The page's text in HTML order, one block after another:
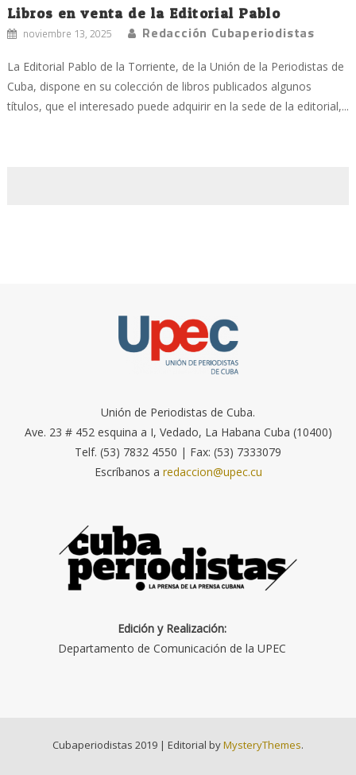
Libros en venta de la Editorial Pablo
noviembre 13, 2025 Redacción Cubaperiodistas
La Editorial Pablo de la Torriente, de la Unión de la Periodistas de
Cuba, dispone en su colección de libros publicados algunos
títulos, que el interesado puede adquirir en la sede de la editorial,...
Unión de Periodistas de Cuba.
Ave. 23 # 452 esquina a I, Vedado, La Habana Cuba (10400)
Telf. (53) 7832 4550 | Fax: (53) 7333079
Escríbanos a redaccion@upec.cu
Edición y Realización:
Departamento de Comunicación de la UPEC
Cubaperiodistas 2019 | Editorial byMysteryThemes.